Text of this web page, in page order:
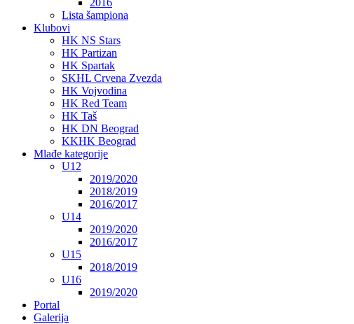
2016
Lista šampiona
Klubovi
HK NS Stars
HK Partizan
HK Spartak
SKHL Crvena Zvezda
HK Vojvodina
HK Red Team
HK Taš
HK DN Beograd
KKHK Beograd
Mlađe kategorije
U12
2019/2020
2018/2019
2016/2017
U14
2019/2020
2016/2017
U15
2018/2019
U16
2019/2020
Portal
Galerija